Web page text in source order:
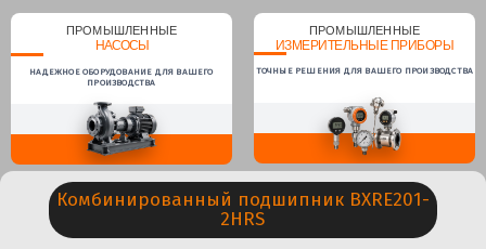
ПРОМЫШЛЕННЫЕ
НАСОСЫ
НАДЕЖНОЕ ОБОРУДОВАНИЕ ДЛЯ ВАШЕГО
ПРОИЗВОДСТВА
ПРОМЫШЛЕННЫЕ
ИЗМЕРИТЕЛЬНЫЕ ПРИБОРЫ
ТОЧНЫЕ РЕШЕНИЯ ДЛЯ ВАШЕГО ПРОИЗВОДСТВА
Комбинированный подшипник BXRE201-
2HRS